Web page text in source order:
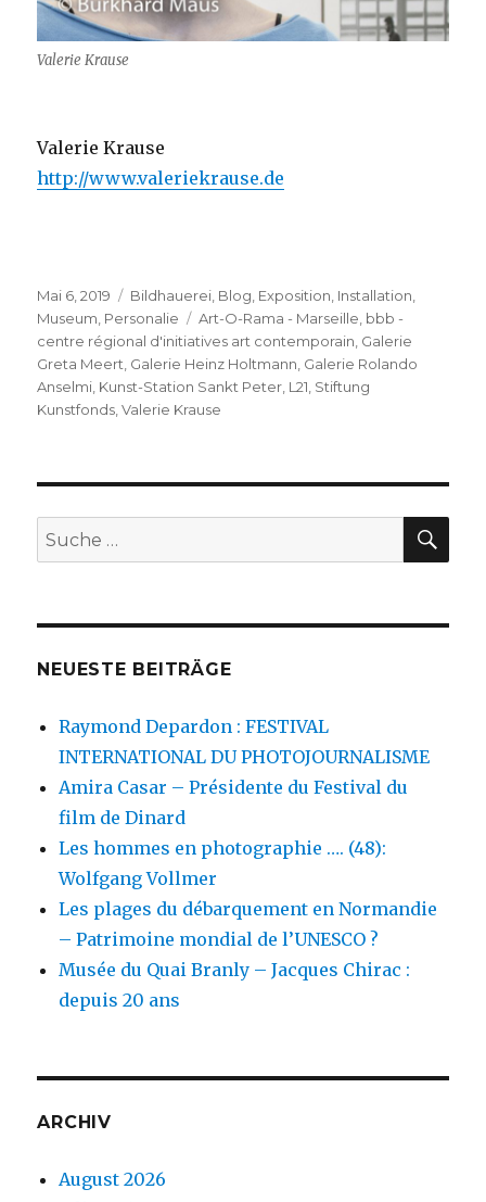
Valerie Krause
Valerie Krause
http://www.valeriekrause.de
Veröffentlicht
am
Mai 6, 2019 Kategorien
Bildhauerei, Blog, Exposition, Installation,
Museum, Personalie Schlagwörter
Art-O-Rama - Marseille, bbb -
centre régional d'initiatives art contemporain, Galerie
Greta Meert, Galerie Heinz Holtmann, Galerie Rolando
Anselmi, Kunst-Station Sankt Peter, L21, Stiftung
Kunstfonds,Valerie Krause
Suche
nach:
NEUESTE BEITRÄGE
Raymond Depardon : FESTIVAL
INTERNATIONAL DU PHOTOJOURNALISME
Amira Casar – Présidente du Festival du
film de Dinard
Les hommes en photographie …. (48):
Wolfgang Vollmer
Les plages du débarquement en Normandie
– Patrimoine mondial de l’UNESCO ?
Musée du Quai Branly – Jacques Chirac :
depuis 20 ans
ARCHIV
August 2026